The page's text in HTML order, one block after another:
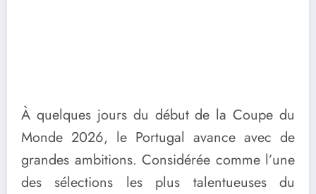
À quelques jours du début de la Coupe du
Monde 2026, le Portugal avance avec de
grandes ambitions. Considérée comme l’une
des sélections les plus talentueuses du